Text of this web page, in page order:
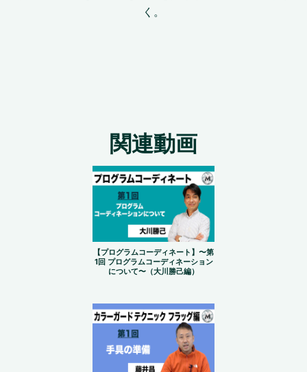
く。
関連動画
【プログラムコーディネート】〜第
1回 プログラムコーディネーション
について〜（大川勝己編）